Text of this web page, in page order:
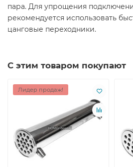
пара. Для упрощения
рекомендуется использовать
цанговые переходники.
С этим товаром покупают
Лидер продаж!